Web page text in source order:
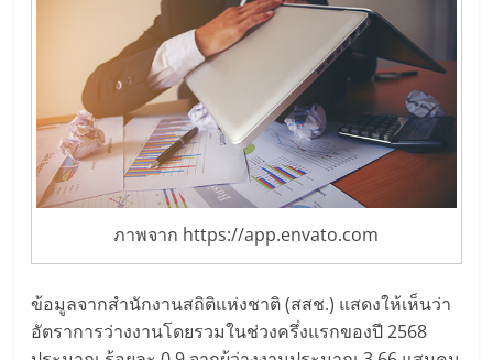
ไชส์
พร้อม
ทำเล
สำหรับ
ภาพจาก https://app.envato.com
ข้อมูลจากสำนักงานสถิติแห่งชาติ (สสช.) แสดงให้เห็นว่า
อัตราการว่างงานโดยรวมในช่วงครึ่งแรกของปี 2568